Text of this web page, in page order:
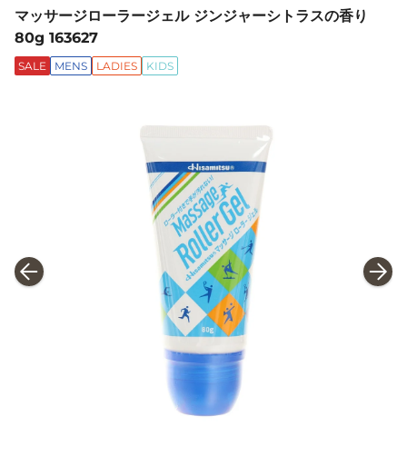
マッサージローラージェル ジンジャーシトラスの香り
80g 163627
SALE MENS LADIES KIDS